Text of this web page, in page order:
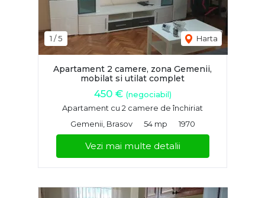
1 /5 Harta
Apartament 2 camere, zona Gemenii,
mobilat si utilat complet
450 € (negociabil)
Apartament cu 2 camere de închiriat
Gemenii, Brasov
54 mp 1970
Vezi mai multe detalii